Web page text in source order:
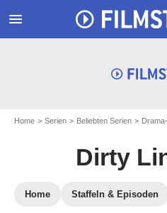
menu
Home Serien Beliebten Serien
Dirty
Home Staffeln & Episoden